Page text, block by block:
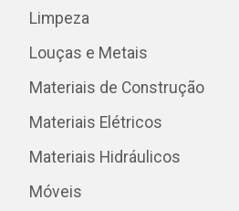
Limpeza
Louças e Metais
Materiais de Construção
Materiais Elétricos
Materiais Hidráulicos
Móveis